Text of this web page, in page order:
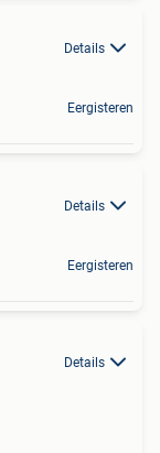
Details
Eergisteren
Details
Eergisteren
Details